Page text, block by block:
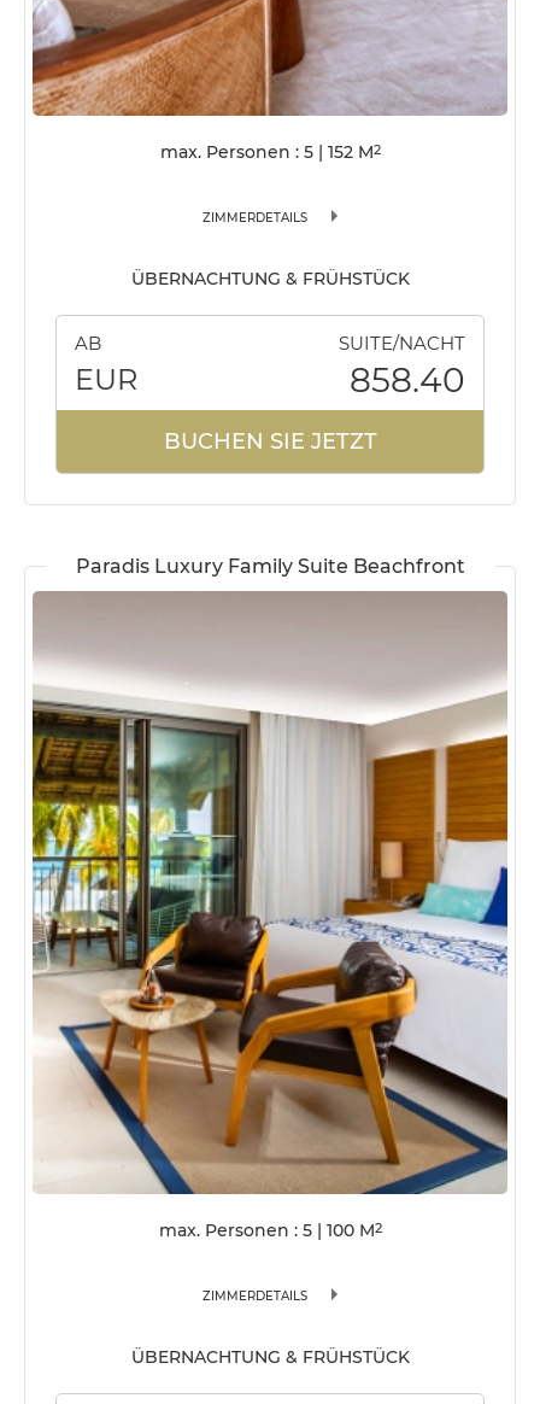
max. Personen : 5 | 152M2
ZIMMERDETAILS
ÜBERNACHTUNG & FRÜHSTÜCK
AB SUITE/NACHT
EUR 858.40
BUCHEN SIE JETZT
Paradis Luxury Family Suite Beachfront
max. Personen : 5 | 100M2
ZIMMERDETAILS
ÜBERNACHTUNG & FRÜHSTÜCK